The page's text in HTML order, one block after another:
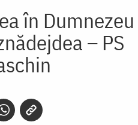
în Dumnezeu
– PS